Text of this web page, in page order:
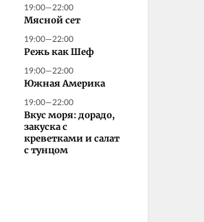
19:00—22:00
Мясной сет
19:00—22:00
Режь как Шеф
19:00—22:00
Южная Америка
19:00—22:00
Вкус моря: дорадо,
закуска с
креветками и салат
с тунцом